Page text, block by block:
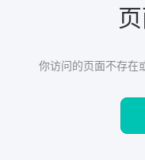
你访问的页面不存在